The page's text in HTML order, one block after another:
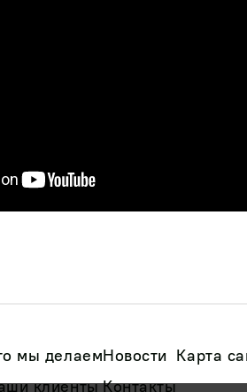
мы делаем
клиенты
Новости
Контакты
Карта